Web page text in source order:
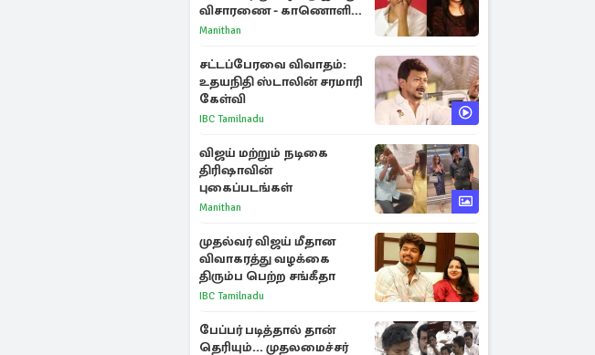
விசாரணை - காணொளி
மூலம் ஆஜராக வாய்ப்பு
Manithan
சட்டப்பேரவை விவாதம்:
உதயநிதி ஸ்டாலின் சரமாரி
கேள்வி
IBC Tamilnadu
விஜய் மற்றும் நடிகை
திரிஷாவின்
புகைப்படங்கள்
Manithan
முதல்வர் விஜய் மீதான
விவாகரத்து வழக்கை
திரும்ப பெற்ற சங்கீதா
IBC Tamilnadu
பேப்பர் படித்தால் தான்
தெரியும்... முதலமைச்சர்